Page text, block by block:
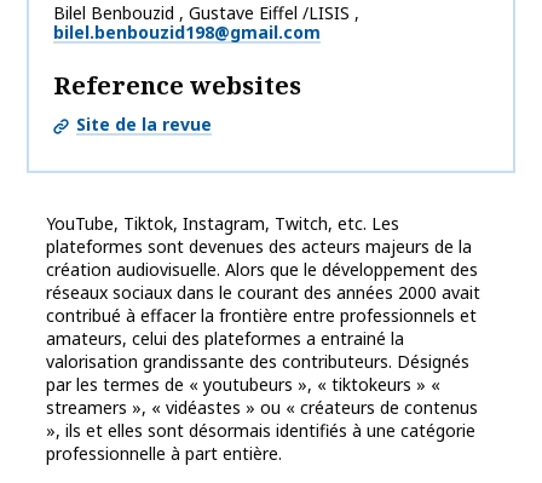
Bilel Benbouzid , Gustave Eiffel /LISIS ,
bilel.benbouzid198@gmail.com
Reference websites
Site de la revue
YouTube, Tiktok, Instagram, Twitch, etc. Les
plateformes sont devenues des acteurs majeurs de la
création audiovisuelle. Alors que le développement des
réseaux sociaux dans le courant des années 2000 avait
contribué à effacer la frontière entre professionnels et
amateurs, celui des plateformes a entrainé la
valorisation grandissante des contributeurs. Désignés
par les termes de « youtubeurs », « tiktokeurs » «
streamers », « vidéastes » ou « créateurs de contenus
», ils et elles sont désormais identifiés à une catégorie
professionnelle à part entière.